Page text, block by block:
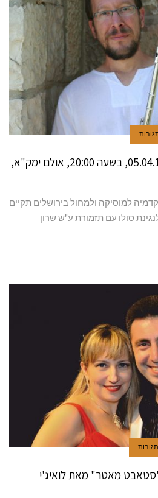
פרחי אביב – יום שלישי 05.04.16, בשעה 20:00, אולם ימק"א,
למוסיקה ולמחול בירושלים תקיים
סולו עם תזמורת ע"ש שרון
מאטר" מאת לואיג'י